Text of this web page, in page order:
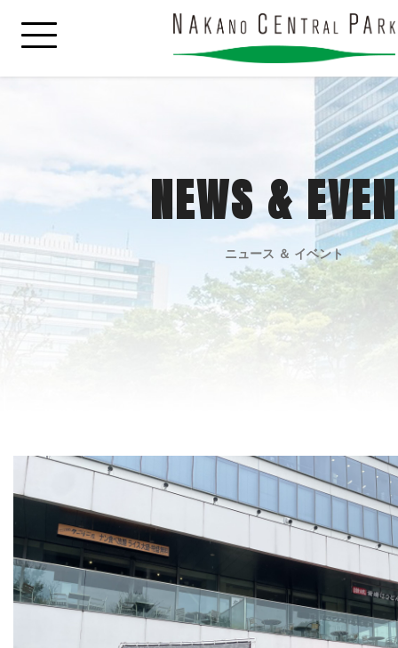
NEWS &
ニュース ＆ イベント